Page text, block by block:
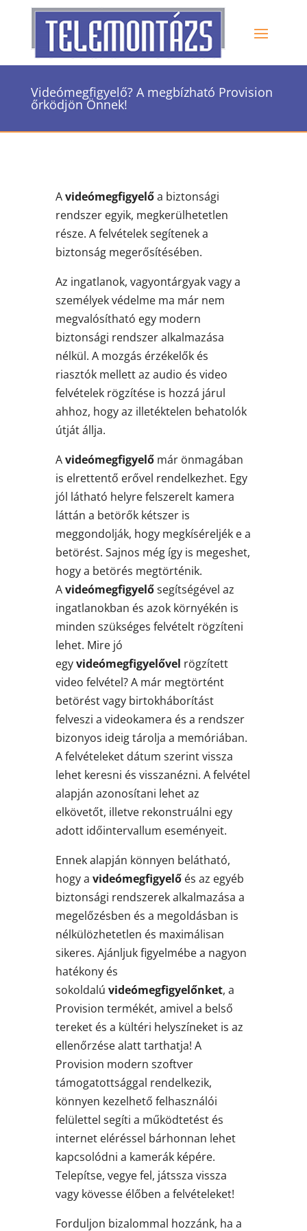
Videómegfigyelő? A megbízható Provision
őrködjön Önnek!
Avideómegfigyelőa biztonsági
rendszer egyik, megkerülhetetlen
része. A felvételek segítenek a
biztonság megerősítésében.
Az ingatlanok, vagyontárgyak vagy a
személyek védelme ma már nem
megvalósítható egy modern
biztonsági rendszer alkalmazása
nélkül. A mozgás érzékelők és
riasztók mellett az audio és video
felvételek rögzítése is hozzá járul
ahhoz, hogy az illetéktelen behatolók
útját állja.
Avideómegfigyelőmár önmagában
is elrettentő erővel rendelkezhet. Egy
jól látható helyre felszerelt kamera
láttán a betörők kétszer is
meggondolják, hogy megkíséreljék e a
betörést. Sajnos még így is megeshet,
hogy a betörés megtörténik.
Avideómegfigyelősegítségével az
ingatlanokban és azok környékén is
minden szükséges felvételt rögzíteni
lehet. Mire jó
egyvideómegfigyelővel rögzített
video felvétel? A már megtörtént
betörést vagy birtokháborítást
felveszi a videokamera és a rendszer
bizonyos ideig tárolja a memóriában.
A felvételeket dátum szerint vissza
lehet keresni és visszanézni. A felvétel
alapján azonosítani lehet az
elkövetőt, illetve rekonstruálni egy
adott időintervallum eseményeit.
Ennek alapján könnyen belátható,
hogy a videómegfigyelőés az egyéb
biztonsági rendszerek alkalmazása a
megelőzésben és a megoldásban is
nélkülözhetetlen és maximálisan
sikeres. Ajánljuk figyelmébe a nagyon
hatékony és
sokoldalú videómegfigyelőnket, a
Provision termékét, amivel a belső
tereket és a kültéri helyszíneket is az
ellenőrzése alatt tarthatja! A
Provision modern szoftver
támogatottsággal rendelkezik,
könnyen kezelhető felhasználói
felülettel segíti a működtetést és
internet eléréssel bárhonnan lehet
kapcsolódni a kamerák képére.
Telepítse, vegye fel, játssza vissza
vagy kövesse élőben a felvételeket!
Forduljon bizalommal hozzánk, ha a